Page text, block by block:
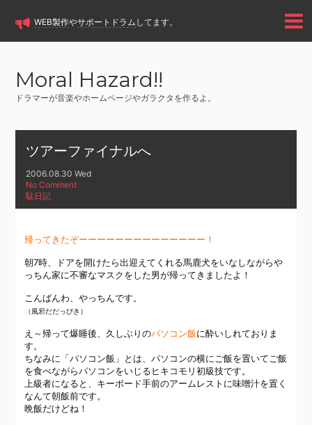
WEB製作やサポートドラム してます。
Moral Hazard!!
ドラマーが音楽やホームページやガラクタを作るよ。
ツアーファイナルへ
2006.08.30 Wed
No Comment
駄日記
帰ってきたぞーーーーーーーーーーーーーー！
朝7時、ドアを開けたら出迎えてくれる馬鹿犬をいなしながらや
っちん家に不審なマスクをした男が帰ってきましたよ！
こんばんわ、やっちんです。
（風邪だだっぴき）
え～帰って爆睡後、久しぶりのパソコン飯に酔いしれておりま
す。
ちなみに「パソコン飯」とは、パソコンの横にご飯を置いてご飯
を食べながらパソコンをいじるヒキコモリ初級技です。
上級者になると、キーボード手前のアームレストに味噌汁を置く
なんて朝飯前です。
晩飯だけどね！